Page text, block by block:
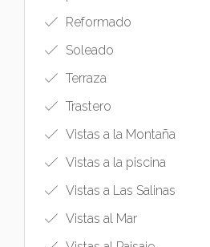
Reformado
Soleado
Terraza
Trastero
Vistas a la Montaña
Vistas a la piscina
Vistas a Las Salinas
Vistas al Mar